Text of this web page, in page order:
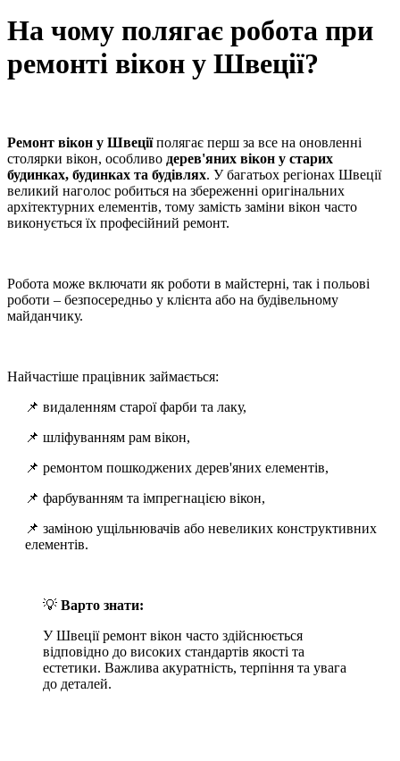
На чому полягає робота при
ремонті вікон у Швеції?
Ремонт вікон у Швеціїполягає перш за все на оновленні
столярки вікон, особливо дерев'яних вікон у старих
будинках, будинках та будівлях. У багатьох регіонах Швеції
великий наголос робиться на збереженні оригінальних
архітектурних елементів, тому замість заміни вікон часто
виконується їх професійний ремонт.
Робота може включати як роботи в майстерні, так і польові
роботи – безпосередньо у клієнта або на будівельному
майданчику.
Найчастіше працівник займається:
📌 видаленням старої фарби та лаку,
📌 шліфуванням рам вікон,
📌 ремонтом пошкоджених дерев'яних елементів,
📌 фарбуванням та імпрегнацією вікон,
📌 заміною ущільнювачів або невеликих конструктивних
елементів.
💡 Варто знати:
У Швеції ремонт вікон часто здійснюється
відповідно до високих стандартів якості та
естетики. Важлива акуратність, терпіння та увага
до деталей.